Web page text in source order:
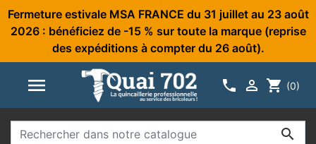
Fermeture estivale MSA FRANCE du 31 juillet au 23 août
2026 : bénéficiez de -15 % sur toute la marque (reprise
des expéditions à compter du 26 août).
   shopping_cart (0)
